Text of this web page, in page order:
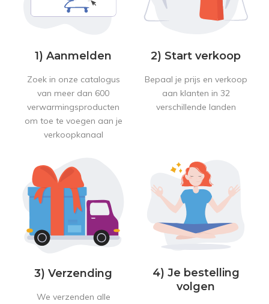
1) Aanmelden
Zoek in onze catalogus
van meer dan 600
verwarmingsproducten
om toe te voegen aan je
verkoopkanaal
2) Start verkoop
Bepaal je prijs en verkoop
aan klanten in 32
verschillende landen
3) Verzending
We verzenden alle
4) Je bestelling
volgen